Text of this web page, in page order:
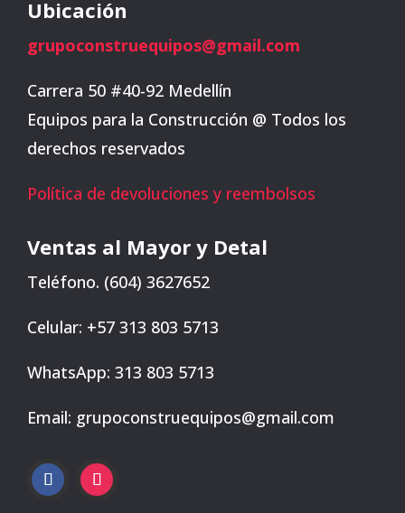
Ubicación
grupoconstruequipos@gmail.com
Carrera 50 #40-92 Medellín
Equipos para la Construcción @ Todos los
derechos reservados
Política de devoluciones y reembolsos
Ventas al Mayor y Detal
Teléfono. (604) 3627652
Celular: +57 313 803 5713
WhatsApp: 313 803 5713
Email: grupoconstruequipos@gmail.com